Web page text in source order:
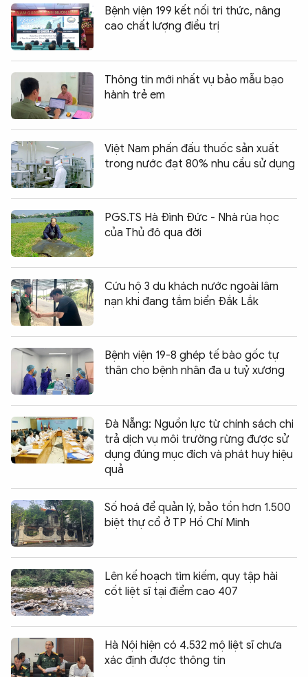
Bệnh viện 199 kết nối tri thức, nâng
cao chất lượng điều trị
Thông tin mới nhất vụ bảo mẫu bạo
hành trẻ em
Việt Nam phấn đấu thuốc sản xuất
trong nước đạt 80% nhu cầu sử dụng
PGS.TS Hà Đình Đức - Nhà rùa học
của Thủ đô qua đời
Cứu hộ 3 du khách nước ngoài lâm
nạn khi đang tắm biển Đắk Lắk
Bệnh viện 19-8 ghép tế bào gốc tự
thân cho bệnh nhân đa u tuỷ xương
Đà Nẵng: Nguồn lực từ chính sách chi
trả dịch vụ môi trường rừng được sử
dụng đúng mục đích và phát huy hiệu
quả
Số hoá để quản lý, bảo tồn hơn 1.500
biệt thự cổ ở TP Hồ Chí Minh
Lên kế hoạch tìm kiếm, quy tập hài
cốt liệt sĩ tại điểm cao 407
Hà Nội hiện có 4.532 mộ liệt sĩ chưa
xác định được thông tin